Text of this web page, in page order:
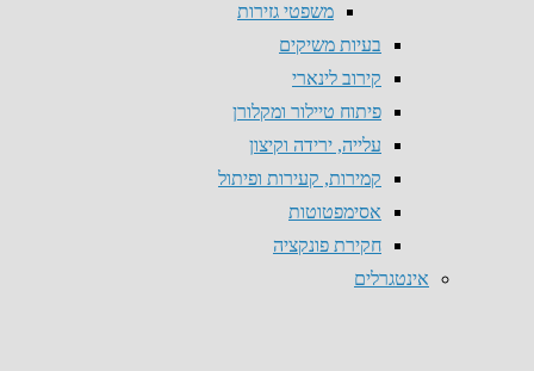
משפטי גזירות
בעיות משיקים
קירוב לינארי
פיתוח טיילור ומקלורן
עלייה, ירידה וקיצון
קמירות, קעירות ופיתול
אסימפטוטות
חקירת פונקציה
אינטגרלים